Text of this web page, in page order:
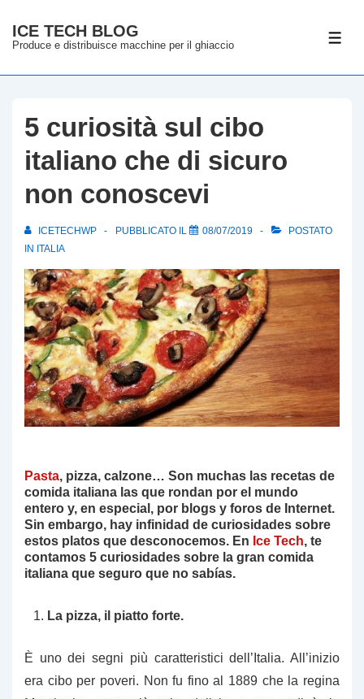
Vai
contenuto
ICE TECH BLOG
Produce e distribuisce macchine per il ghiaccio
5 curiosità sul cibo
italiano che di sicuro
non conoscevi
ICETECHWP PUBBLICATO IL 08/07/2019
POSTATO
IN ITALIA
Pasta, pizza, calzone… Son muchas las recetas de
comida italiana las que rondan por el mundo
entero y, en especial, por blogs y foros de Internet.
Sin embargo, hay infinidad de curiosidades sobre
estos platos que desconocemos. En Ice Tech, te
contamos 5 curiosidades sobre la gran comida
italiana que seguro que no sabías.
La pizza, il piatto forte.
È uno dei segni più caratteristici dell’Italia. All’inizio
era cibo per poveri. Non fu fino al 1889 che la regina